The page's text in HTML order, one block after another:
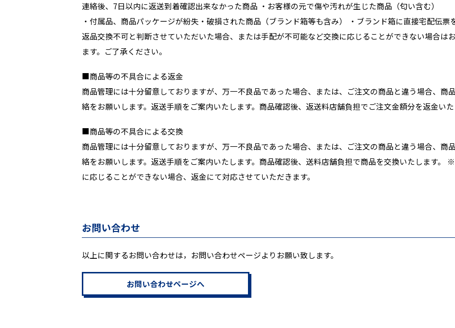
連絡後、7日以内に返送到着確認出来なかった商品 ・お客様の元で傷や汚れが生じた商品（匂い含む）
・付属品、商品パッケージが紛失・破損された商品（ブランド箱等も含み） ・ブランド箱に直接宅配伝票
返品交換不可と判断させていただいた場合、または手配が不可能など交換に応じることができない場合は
ます。ご了承ください。
■商品等の不具合による返金
商品管理には十分留意しておりますが、万一不良品であった場合、または、ご注文の商品と違う場合、商
絡をお願いします。返送手順をご案内いたします。商品確認後、返送料店舗負担でご注文金額分を返金いた
■商品等の不具合による交換
商品管理には十分留意しておりますが、万一不良品であった場合、または、ご注文の商品と違う場合、商
絡をお願いします。返送手順をご案内いたします。商品確認後、送料店舗負担で商品を交換いたします。
に応じることができない場合、返金にて対応させていただきます。
お問い合わせ
以上に関するお問い合わせは，お問い合わせページよりお願い致します。
お問い合わせページへ